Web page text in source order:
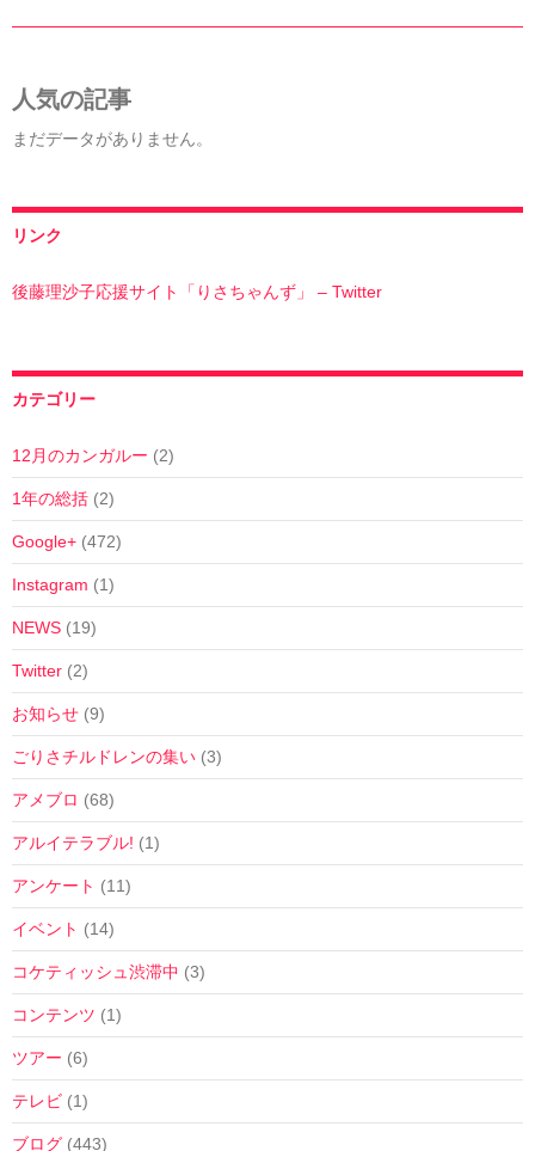
人気の記事
まだデータがありません。
リンク
後藤理沙子応援サイト「りさちゃんず」 – Twitter
カテゴリー
12月のカンガルー (2)
1年の総括 (2)
Google+ (472)
Instagram (1)
NEWS (19)
Twitter (2)
お知らせ (9)
ごりさチルドレンの集い (3)
アメブロ (68)
アルイテラブル! (1)
アンケート (11)
イベント (14)
コケティッシュ渋滞中 (3)
コンテンツ (1)
ツアー (6)
テレビ (1)
ブログ (443)